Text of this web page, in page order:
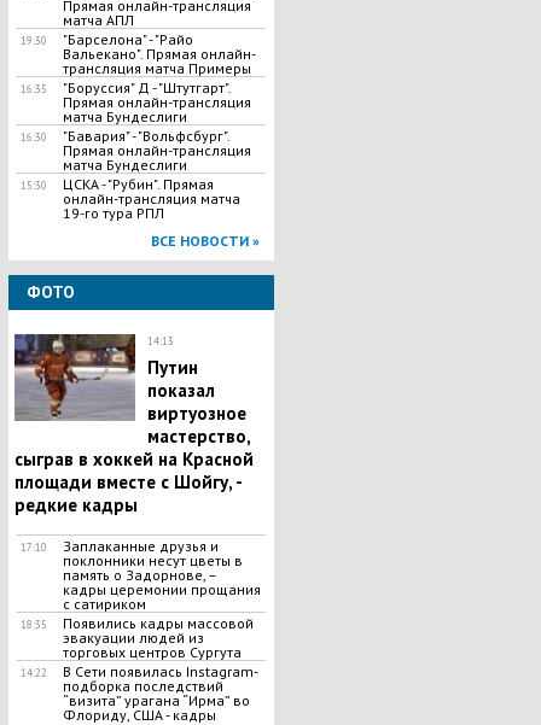
Прямая онлайн-трансляция
матча АПЛ
19:30
"Барселона" - "Райо
Вальекано". Прямая онлайн-
трансляция матча Примеры
16:35
"Боруссия" Д - "Штутгарт".
Прямая онлайн-трансляция
матча Бундеслиги
16:30
"Бавария" - "Вольфсбург".
Прямая онлайн-трансляция
матча Бундеслиги
15:30
ЦСКА - "Рубин". Прямая
онлайн-трансляция матча
19-го тура РПЛ
ВСЕ НОВОСТИ »
ФОТО
14:13
Путин
показал
виртуозное
мастерство,
сыграв в хоккей на Красной
площади вместе с Шойгу, -
редкие кадры
17:10
Заплаканные друзья и
поклонники несут цветы в
память о Задорнове, –
кадры церемонии прощания
с сатириком
18:35
Появились кадры массовой
эвакуации людей из
торговых центров Сургута
14:22
В Сети появилась Іnstagram-
подборка последствий
“визита” урагана “Ирма” во
Флориду, США - кадры